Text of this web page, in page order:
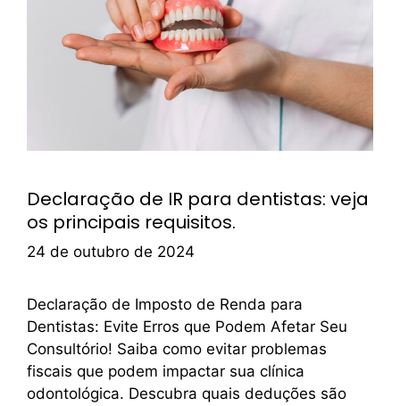
Declaração de IR para dentistas: veja
os principais requisitos.
24 de outubro de 2024
Declaração de Imposto de Renda para
Dentistas: Evite Erros que Podem Afetar Seu
Consultório! Saiba como evitar problemas
fiscais que podem impactar sua clínica
odontológica. Descubra quais deduções são